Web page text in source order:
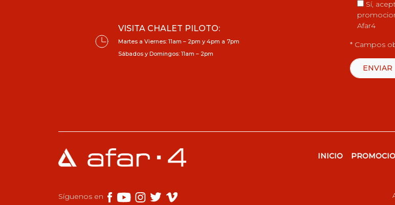
VISITA CHALET PILOTO:
Martes a Viernes: 11am – 2pm y 4pm a 7pm
Sábados y Domingos: 11am – 2pm
Sí,
Afar4
* Campos
INICIO
Síguenos en